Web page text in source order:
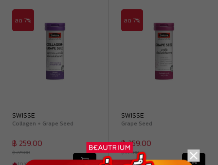
ลด 7%
SWISSE
Collagen + Grape Seed
฿ 259.00
฿ 279.00
ลด 7%
SWISSE
Grape Seed
฿ 259.00
฿ 279.00